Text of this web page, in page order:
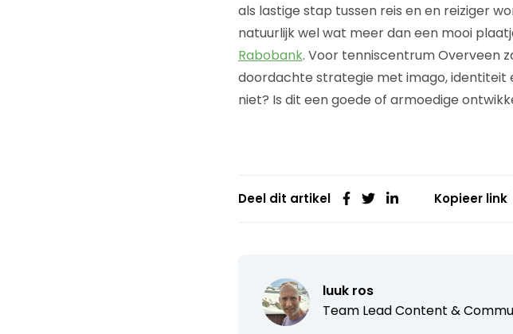
als lastige stap tussen reis en en reiziger
natuurlijk wel wat meer dan een mooi
Rabobank. Voor tenniscentrum Overveen
doordachte strategie met imago, identiteit
niet? Is dit een goede of armoedige
Deel dit artikel Kopieer link
luuk ros
Team Lead Content &